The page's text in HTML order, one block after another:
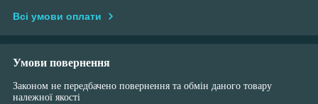
Всі умови оплати
Умови повернення
Законом не передбачено повернення та обмін даного товару
належної якості